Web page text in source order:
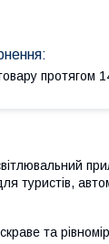
протягом
та